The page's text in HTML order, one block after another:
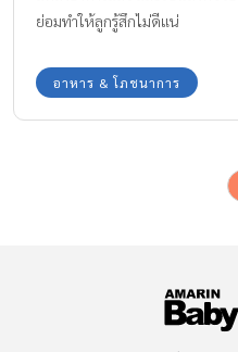
ย่อมทำให้ลูกรู้สึกไม่ดีแน่
อาหาร & โภชนาการ